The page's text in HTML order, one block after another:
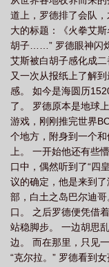
超神天赋桃兔章节 聚合
言! 海贼之超神天赋txt八
天赋 我在海贼世界玩木
神天赋txt 海贼王之超神
强天赋 海贼之超神天赋
赋无弹 海贼之超神天赋
读 海贼之超神天赋最新
神级天赋系统txt 海贼之
之超神天赋免费 海贼之
道上，罗德排了会队
大的标题：《火拳艾
胡子……” 罗德眼神闪
艾斯被白胡子感化成
又一次从报纸上了解
感。 如今是海圆历
了。 罗德原本是地球
游戏，刚刚推完世界
个地方，附身到一个
上。 一开始他还有些
口中，偶然听到了“四
议的确定，他是来到
部，白土之岛巴尔迪
口。 之后罗德便凭借
站稳脚步。 一边胡思
边。 而在那里，只见
“克尔拉。” 罗德看到